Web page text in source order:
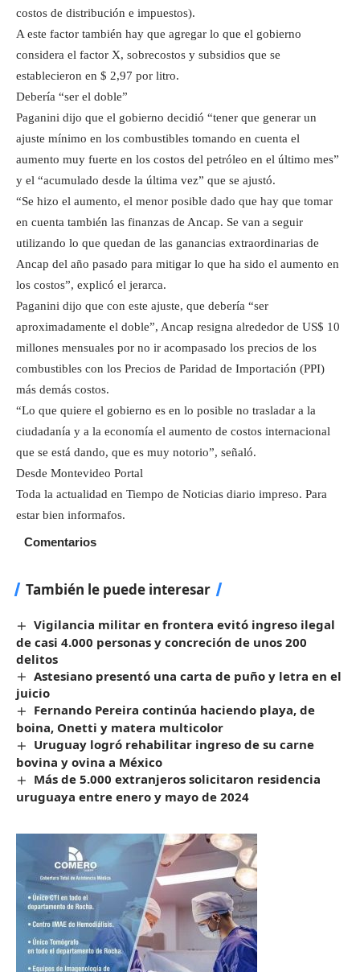
costos de distribución e impuestos).
A este factor también hay que agregar lo que el gobierno
considera el factor X, sobrecostos y subsidios que se
establecieron en $ 2,97 por litro.
Debería “ser el doble”
Paganini dijo que el gobierno decidió “tener que generar un
ajuste mínimo en los combustibles tomando en cuenta el
aumento muy fuerte en los costos del petróleo en el último mes”
y el “acumulado desde la última vez” que se ajustó.
“Se hizo el aumento, el menor posible dado que hay que tomar
en cuenta también las finanzas de Ancap. Se van a seguir
utilizando lo que quedan de las ganancias extraordinarias de
Ancap del año pasado para mitigar lo que ha sido el aumento en
los costos”, explicó el jerarca.
Paganini dijo que con este ajuste, que debería “ser
aproximadamente el doble”, Ancap resigna alrededor de US$ 10
millones mensuales por no ir acompasado los precios de los
combustibles con los Precios de Paridad de Importación (PPI)
más demás costos.
“Lo que quiere el gobierno es en lo posible no trasladar a la
ciudadanía y a la economía el aumento de costos internacional
que se está dando, que es muy notorio”, señaló.
Desde Montevideo Portal
Toda la actualidad en Tiempo de Noticias diario impreso. Para
estar bien informafos.
Comentarios
También le puede interesar
Vigilancia militar en frontera evitó ingreso ilegal
de casi 4.000 personas y concreción de unos 200
delitos
Astesiano presentó una carta de puño y letra en el
juicio
Fernando Pereira continúa haciendo playa, de
boina, Onetti y matera multicolor
Uruguay logró rehabilitar ingreso de su carne
bovina y ovina a México
Más de 5.000 extranjeros solicitaron residencia
uruguaya entre enero y mayo de 2024